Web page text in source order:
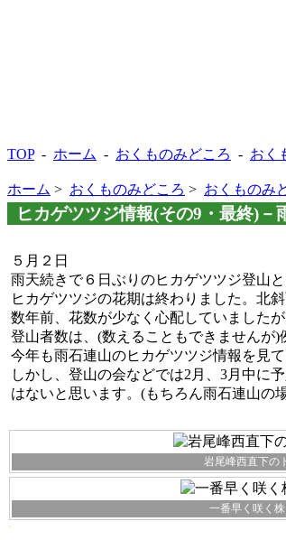
TOP- ホーム - おくものみどころ - おく
ホーム > おくものみどころ > おくものみ
ヒカゲツツジ情報(その9・最終)－
５月２日
雨天続きで６日ぶりのヒカゲツツジ登山と
ヒカゲツツジの花期は終わりました。北
数年前、花数が少なく心配していました
登山者数は、(数えることもできませんが)
今年も雨石連山のヒカゲツツジ情報を見
しかし、登山の会などでは2月、3月中に
はないと思います。(もちろん雨石連山の
岩尾峰西直下の
一番早く咲く